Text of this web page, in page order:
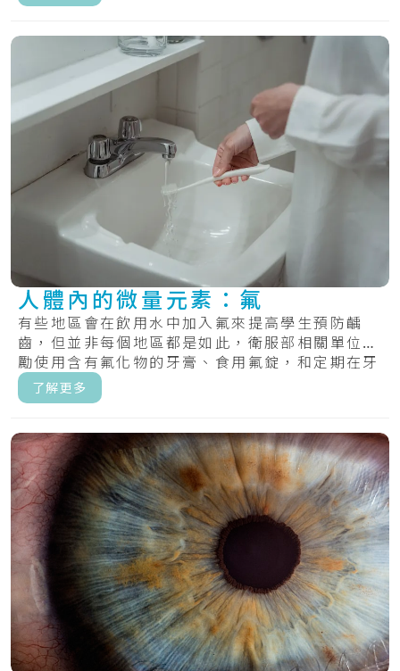
人體內的微量元素：氟
有些地區會在飲用水中加入氟來提高學生預防齲
齒，但並非每個地區都是如此，衛服部相關單位鼓
勵使用含有氟化物的牙膏、食用氟錠，和定期在牙
齒上塗.....
了解更多